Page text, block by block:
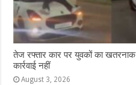
तेज रफ्तार कार पर युवकों का
कार्रवाई नहीं
August 3, 2026